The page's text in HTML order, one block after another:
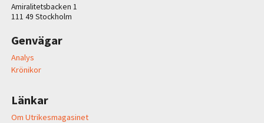
Amiralitetsbacken 1
111 49 Stockholm
Genvägar
Analys
Krönikor
Länkar
Om Utrikesmagasinet